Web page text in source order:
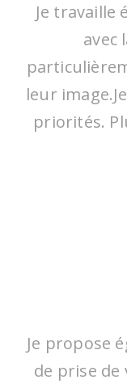
Je travaille
avec
leur
priorités.
Je propose
de prise